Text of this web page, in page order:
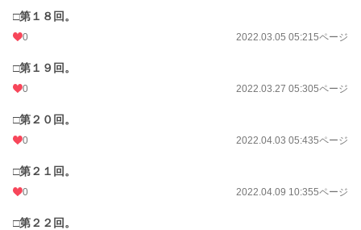
□第１８回。
0 2022.03.05 05:215ページ
□第１９回。
0 2022.03.27 05:305ページ
□第２０回。
0 2022.04.03 05:435ページ
□第２１回。
0 2022.04.09 10:355ページ
□第２２回。